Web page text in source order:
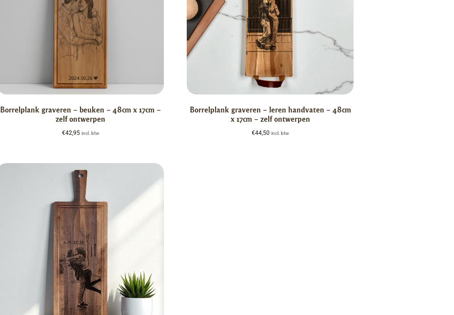
Borrelplank graveren – beuken – 48cm x 17cm –
zelf ontwerpen
€42,95 incl. btw
Borrelplank graveren – leren handvaten – 48cm
x 17cm – zelf ontwerpen
€44,50 incl. btw